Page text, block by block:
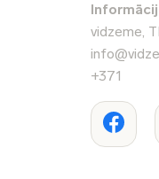
vidzeme,
+371